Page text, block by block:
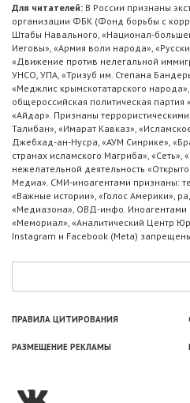
Для читателей: В России признаны
организации ФБК (Фонд борьбы с
Штабы Навального, «Национал-
Иеговы», «Армия воли народа»,
«Движение против нелегальной
УНСО, УПА, «Тризуб им. Степана
«Меджлис крымскотатарского
общероссийская политическая партия
«Айдар». Признаны
Талибан», «Имарат Кавказ»,
Джебхад-ан-Нусра, «АУМ Синрике»,
странах исламского Магриба»,
нежелательной деятельность
Медиа». СМИ-иноагентами признаны:
«Важные истории», «Голос Америки»,
«Медиазона», ОВД-инфо. Иноагентами
«Мемориал», «Аналитический Центр
Instagram и Facebook (Metа)
ПРАВИЛА ЦИТИРОВАНИЯ
РАЗМЕЩЕНИЕ РЕКЛАМЫ